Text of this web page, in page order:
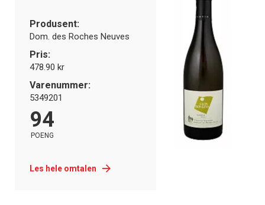
Produsent:
Dom. des Roches Neuves
Pris:
478.90 kr
Varenummer:
5349201
94
POENG
Les hele omtalen